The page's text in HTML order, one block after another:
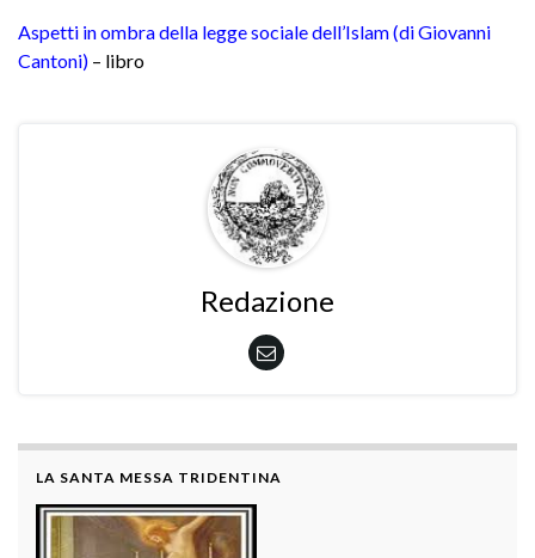
Aspetti in ombra della legge sociale dell’Islam (di Giovanni
Cantoni) – libro
Redazione
LA SANTA MESSA TRIDENTINA